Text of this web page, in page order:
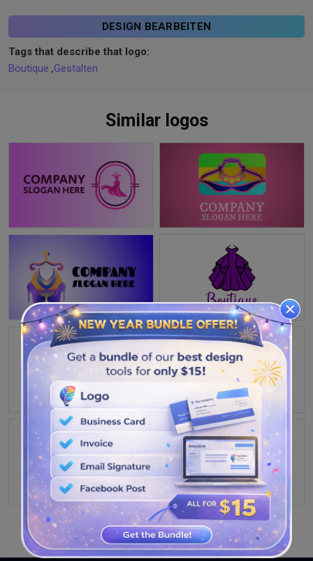
DESIGN BEARBEITEN
Tags that describe that logo:
Boutique ,Gestalten
Similar logos
WEITERE DESIGNS ANSEHEN